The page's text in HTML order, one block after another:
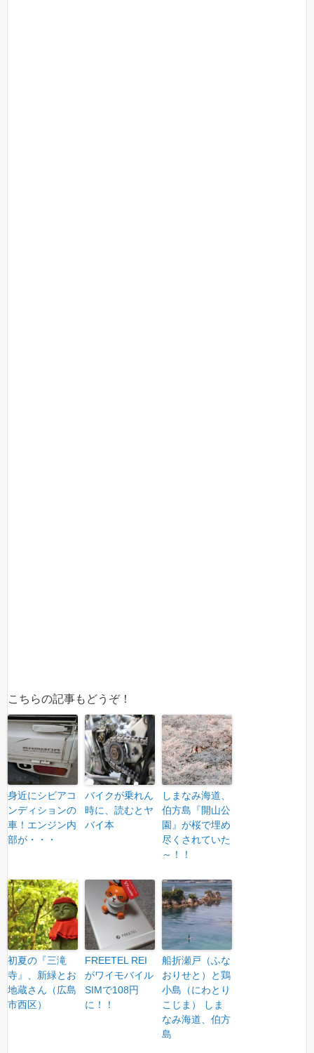
こちらの記事もどうぞ！
身近にシビアコ
ンディションの
車！エンジン内
部が・・・
バイクが乗れん
時に、読むとヤ
バイ本
しまなみ海道、
伯方島『開山公
園』が桜で埋め
尽くされていた
～！！
初夏の『三滝
寺』、新緑とお
地蔵さん（広島
市西区）
FREETEL REI
がワイモバイル
SIMで108円
に！！
船折瀬戸（ふな
おりせと）と鶏
小島（にわとり
こじま） しま
なみ海道、伯方
島